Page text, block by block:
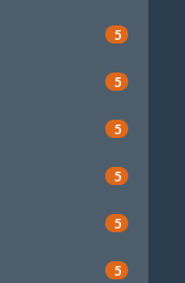
5
5
5
5
5
5